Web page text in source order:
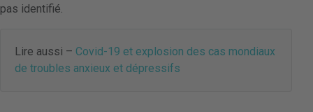
pas identifié.
Lire aussi – Covid-19 et explosion des cas mondiaux
de troubles anxieux et dépressifs